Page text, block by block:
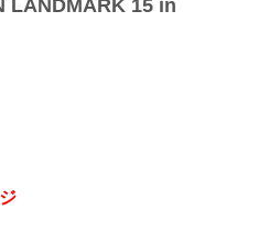
LANDMARK 15 in